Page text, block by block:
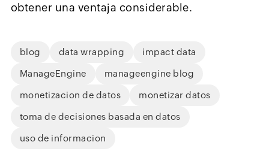
obtener una ventaja considerable.
blog data wrapping impact data
ManageEngine manageengine blog
monetizacion de datos monetizar datos
toma de decisiones basada en datos
uso de informacion